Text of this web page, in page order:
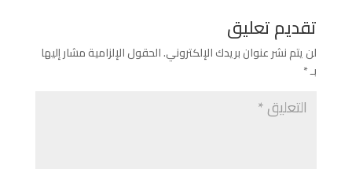
تقديم تعليق
لن يتم نشر عنوان بريدك الإلكتروني.الحقول الإلزامية مشار إليها
بـ*